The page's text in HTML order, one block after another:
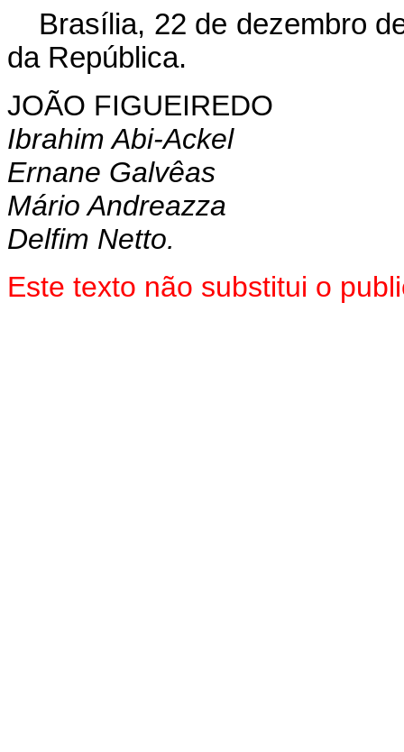
Brasília, 22 de dezembro
da República.
JOÃO FIGUEIREDO
Ibrahim Abi-Ackel
Ernane Galvêas
Mário Andreazza
Delfim Netto.
Este texto não substitui o